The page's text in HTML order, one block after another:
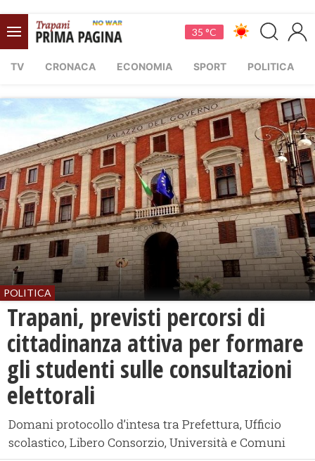
35 °C
TV CRONACA ECONOMIA SPORT POLITICA
POLITICA
​Trapani, previsti percorsi di
cittadinanza attiva per formare
gli studenti sulle consultazioni
elettorali
Domani protocollo d’intesa tra Prefettura, Ufficio
scolastico, Libero Consorzio, Università e Comuni